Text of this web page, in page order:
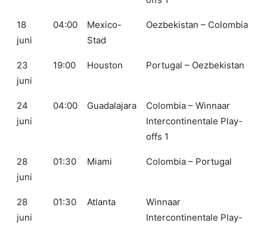
18
juni
04:00
Mexico-
Stad
Oezbekistan – Colombia
23
juni
19:00 Houston Portugal – Oezbekistan
24
juni
04:00 Guadalajara
Colombia – Winnaar
Intercontinentale Play-
offs 1
28
juni
01:30 Miami Colombia – Portugal
28
juni
01:30 Atlanta
Winnaar
Intercontinentale Play-